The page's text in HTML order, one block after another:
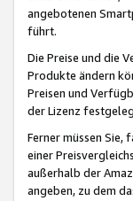
angebotenen
führt.
Die Preise und die
Produkte ändern
Preisen und
der Lizenz
Ferner müssen Sie,
einer
außerhalb der
angeben, zu dem